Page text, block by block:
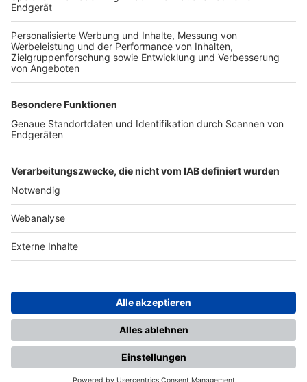
TOP-VEREINE
TOP-PARTNER
Nutzungsbedingungen Datenschutz Impressum